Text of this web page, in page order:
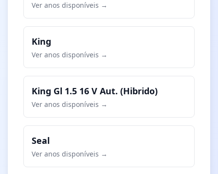
Ver anos disponíveis →
King
Ver anos disponíveis →
King Gl 1.5 16 V Aut. (Hibrido)
Ver anos disponíveis →
Seal
Ver anos disponíveis →